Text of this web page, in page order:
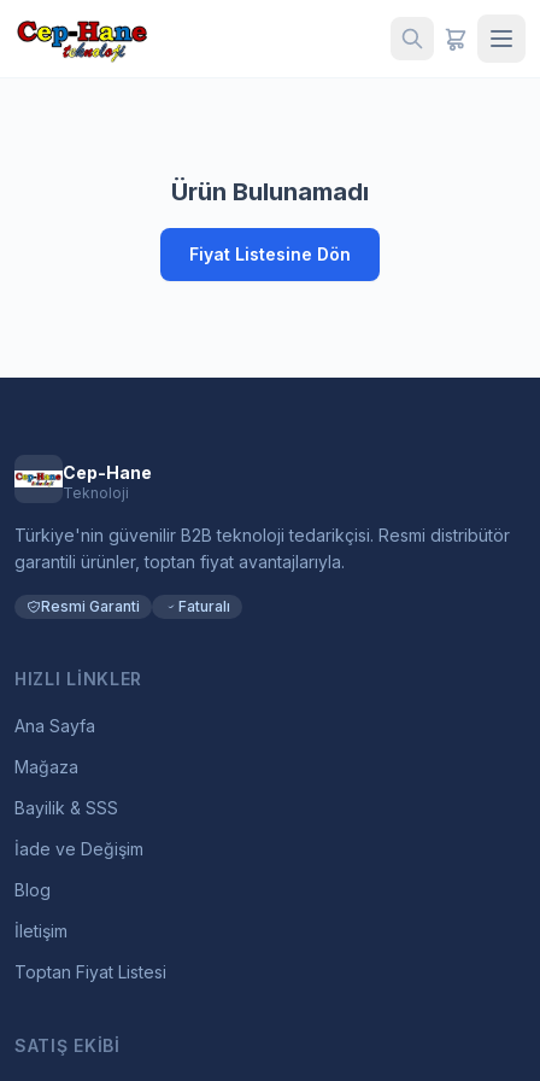
Ürün Bulunamadı
Fiyat Listesine Dön
Cep-Hane
Teknoloji
Türkiye'nin güvenilir B2B teknoloji tedarikçisi. Resmi distribütör
garantili ürünler, toptan fiyat avantajlarıyla.
Resmi Garanti Faturalı
HIZLI LINKLER
Ana Sayfa
Mağaza
Bayilik & SSS
İade ve Değişim
Blog
İletişim
Toptan Fiyat Listesi
SATIŞ EKIBI